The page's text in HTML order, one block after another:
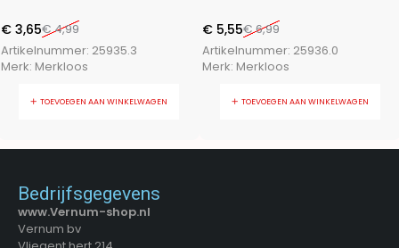
€4,99
€ 3,65
Artikelnummer: 25935.3
Merk: Merkloos
TOEVOEGEN AAN WINKELWAGEN
€6,99
€ 5,55
Artikelnummer: 25936.0
Merk: Merkloos
TOEVOEGEN AAN WINKELWAGEN
Bedrijfsgegevens
www.Vernum-shop.nl
Vernum bv